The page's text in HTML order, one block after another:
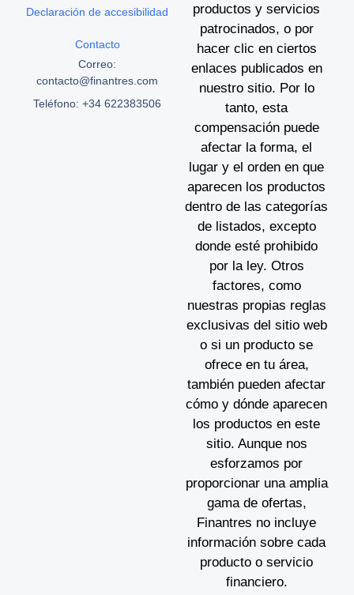
productos y servicios
patrocinados, o por
hacer clic en ciertos
enlaces publicados en
nuestro sitio. Por lo
tanto, esta
compensación puede
afectar la forma, el
lugar y el orden en que
aparecen los productos
dentro de las categorías
de listados, excepto
donde esté prohibido
por la ley. Otros
factores, como
nuestras propias reglas
exclusivas del sitio web
o si un producto se
ofrece en tu área,
también pueden afectar
cómo y dónde aparecen
los productos en este
sitio. Aunque nos
esforzamos por
proporcionar una amplia
gama de ofertas,
Finantres no incluye
información sobre cada
producto o servicio
financiero.
Declaración de accesibilidad
Contacto
Correo:
contacto@finantres.com
Teléfono: +34 622383506